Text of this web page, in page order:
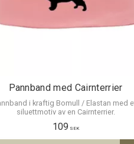
Pannband med Cairnterrier
i kraftig Bomull / Elastan med
siluettmotiv av en Cairnterrier.
109 SEK